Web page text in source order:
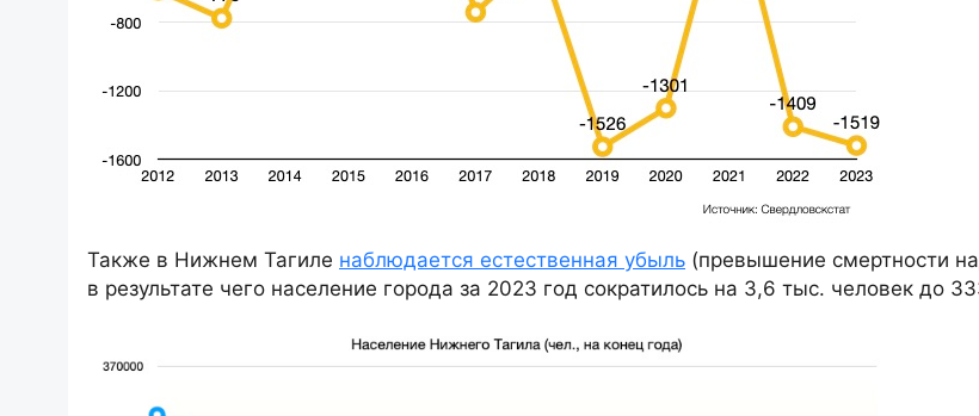
Также в Нижнем Тагиле наблюдается естественная убыль (превышение смертности
в результате чего население города за 2023 год сократилось на 3,6 тыс. человек до